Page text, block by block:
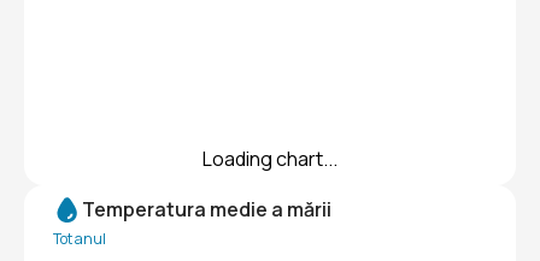
Loading chart...
Temperatura medie a mării
Tot anul